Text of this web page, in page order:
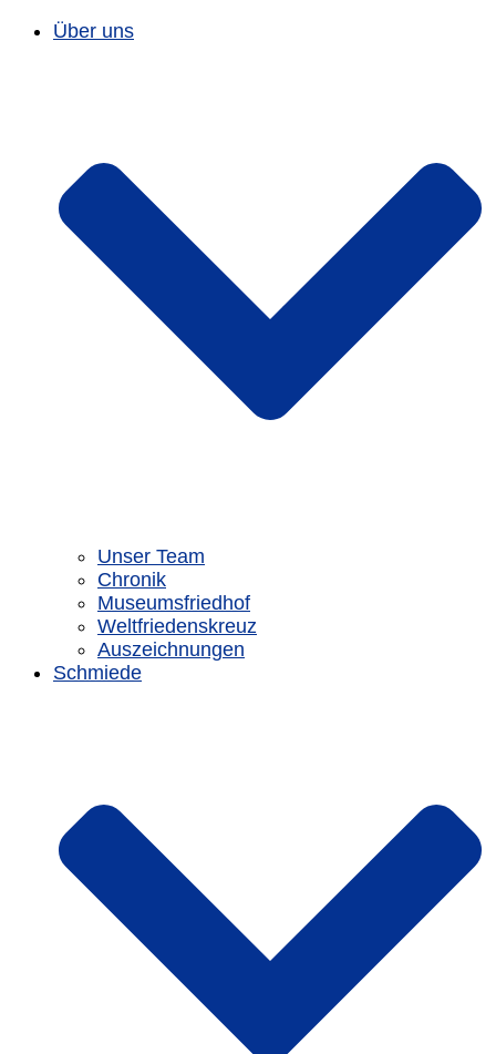
Über uns
Unser Team
Chronik
Museumsfriedhof
Weltfriedenskreuz
Auszeichnungen
Schmiede